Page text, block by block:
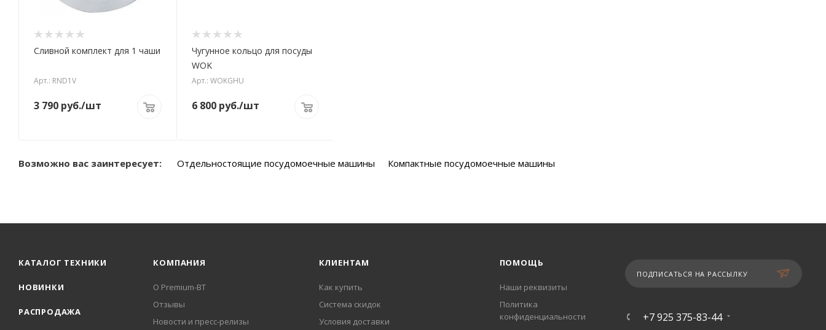
Сливной комплект для 1 чаши
Арт.: RND1V
3 790 руб./шт
Чугунное кольцо для посуды
WOK
Арт.: WOKGHU
6 800руб./шт
Возможно вас заинтересует: Отдельностоящие посудомоечные машины Компактные посудомоечные машины
КАТАЛОГ ТЕХНИКИ
НОВИНКИ
РАСПРОДАЖА
КОМПАНИЯ
О Premium-BT
Отзывы
Новости и пресс-релизы
КЛИЕНТАМ
Как купить
Система скидок
Условия доставки
ПОМОЩЬ
Наши реквизиты
Политика
конфиденциальности
ПОДПИСАТЬСЯ НА РАССЫЛКУ
+7 925 375-83-44